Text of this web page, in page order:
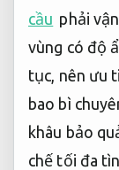
cầu phải
vùng có độ
tục, nên ưu
bao bì
khâu bảo
chế tối đa